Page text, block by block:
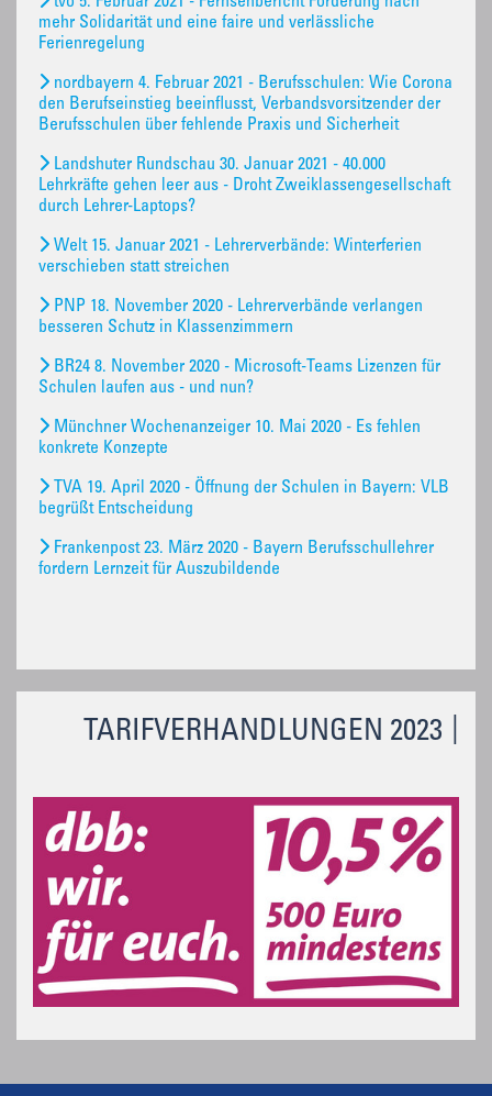
TARIFVERHANDLUNGEN 2023
mehr Solidarität und eine faire und verlässliche
Ferienregelung
nordbayern 4. Februar 2021 - Berufsschulen: Wie Corona
den Berufseinstieg beeinflusst, Verbandsvorsitzender der
Berufsschulen über fehlende Praxis und Sicherheit
Landshuter Rundschau 30. Januar 2021 - 40.000
Lehrkräfte gehen leer aus - Droht Zweiklassengesellschaft
durch Lehrer-Laptops?
Welt 15. Januar 2021 - Lehrerverbände: Winterferien
verschieben statt streichen
PNP 18. November 2020 - Lehrerverbände verlangen
besseren Schutz in Klassenzimmern
BR24 8. November 2020 - Microsoft-Teams Lizenzen für
Schulen laufen aus - und nun?
Münchner Wochenanzeiger 10. Mai 2020 - Es fehlen
konkrete Konzepte
TVA 19. April 2020 - Öffnung der Schulen in Bayern: VLB
begrüßt Entscheidung
Frankenpost 23. März 2020 - Bayern Berufsschullehrer
fordern Lernzeit für Auszubildende